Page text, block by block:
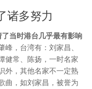
诸多努力
当时港台几乎最有影响
峰，台湾有：刘家昌、
健常、陈扬，一时名家
外，其他名家不一定熟
曲，如刘家昌，被誉为